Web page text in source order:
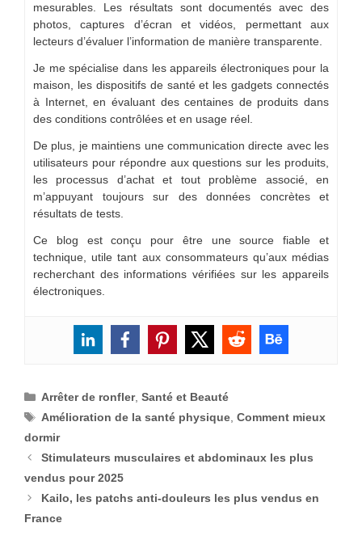
mesurables. Les résultats sont documentés avec des
photos, captures d’écran et vidéos, permettant aux
lecteurs d’évaluer l’information de manière transparente.
Je me spécialise dans les appareils électroniques pour la
maison, les dispositifs de santé et les gadgets connectés
à Internet, en évaluant des centaines de produits dans
des conditions contrôlées et en usage réel.
De plus, je maintiens une communication directe avec les
utilisateurs pour répondre aux questions sur les produits,
les processus d’achat et tout problème associé, en
m’appuyant toujours sur des données concrètes et
résultats de tests.
Ce blog est conçu pour être une source fiable et
technique, utile tant aux consommateurs qu’aux médias
recherchant des informations vérifiées sur les appareils
électroniques.
Catégories
Arrêter de ronfler,Santé et Beauté
Étiquettes
Amélioration de la santé physique,Comment mieux
dormir
Stimulateurs musculaires et abdominaux les plus
vendus pour 2025
Kailo, les patchs anti-douleurs les plus vendus en
France